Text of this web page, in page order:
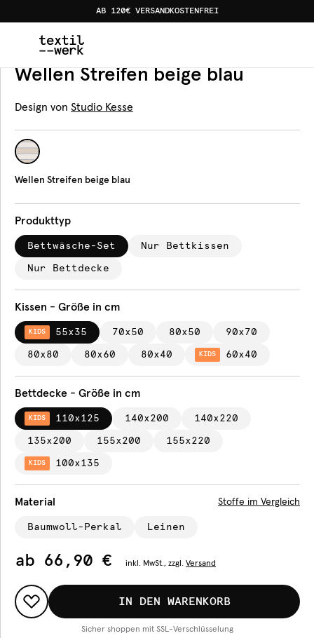
AB 120€ VERSANDKOSTENFREI
Produkte Bettwäsche Wellen Streifen beige
Bettwäsche
Wellen Streifen beige blau
Design von Studio Kesse
Wellen Streifen beige blau
Produkttyp
Bettwäsche-Set Nur Bettkissen
Nur Bettdecke
Kissen - Größe in cm
KIDS 55x35 70x50 80x50 90x70
80x80 80x60 80x40 KIDS 60x40
Bettdecke - Größe in cm
KIDS 110x125 140x200 140x220
135x200 155x200 155x220
KIDS 100x135
Material Stoffe im Vergleich
Baumwoll-Perkal Leinen
ab 66,90 € inkl. MwSt., zzgl. Versand
IN DEN WARENKORB
Sicher shoppen mit SSL-Verschlüsselung